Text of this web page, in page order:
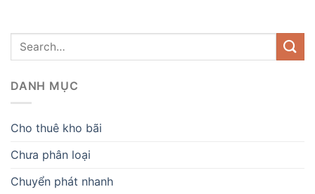
DANH MỤC
Cho thuê kho bãi
Chưa phân loại
Chuyển phát nhanh